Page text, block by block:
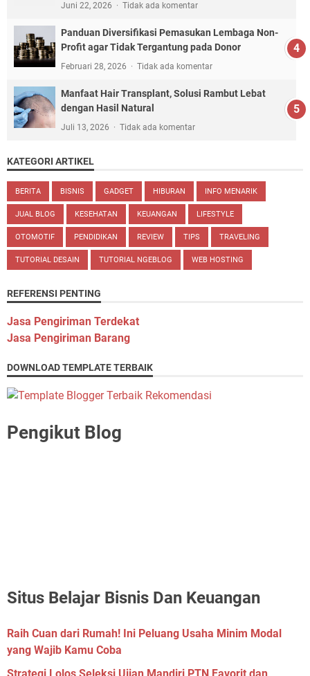
Juni 22, 2026 Tidak ada komentar
Panduan Diversifikasi Pemasukan Lembaga Non-
Profit agar Tidak Tergantung pada Donor
Februari 28, 2026 Tidak ada komentar
Manfaat Hair Transplant, Solusi Rambut Lebat
dengan Hasil Natural
Juli 13, 2026 Tidak ada komentar
KATEGORI ARTIKEL
BERITA BISNIS GADGET HIBURAN INFO MENARIK
JUAL BLOG KESEHATAN KEUANGAN LIFESTYLE
OTOMOTIF PENDIDIKAN REVIEW TIPS TRAVELING
TUTORIAL DESAIN TUTORIAL NGEBLOG WEB HOSTING
REFERENSI PENTING
Jasa Pengiriman Terdekat
Jasa Pengiriman Barang
DOWNLOAD TEMPLATE TERBAIK
Pengikut Blog
Situs Belajar Bisnis Dan Keuangan
Raih Cuan dari Rumah! Ini Peluang Usaha Minim Modal
yang Wajib Kamu Coba